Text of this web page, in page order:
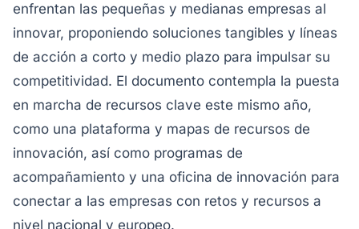
enfrentan las pequeñas y medianas empresas al
innovar, proponiendo soluciones tangibles y líneas
de acción a corto y medio plazo para impulsar su
competitividad. El documento contempla la puesta
en marcha de recursos clave este mismo año,
como una plataforma y mapas de recursos de
innovación, así como programas de
acompañamiento y una oficina de innovación para
conectar a las empresas con retos y recursos a
nivel nacional y europeo.